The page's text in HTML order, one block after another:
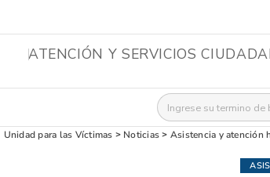
ATENCIÓN Y SERVICIOS
Buscar:
Unidad para las Víctimas > Noticias > Asistencia y atención